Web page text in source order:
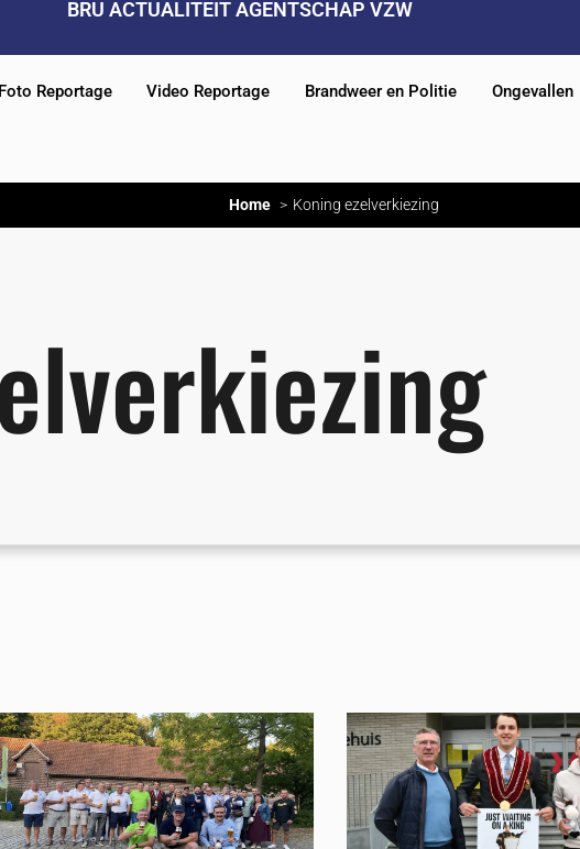
BRU ACTUALITEIT AGENTSCHAP VZW
Foto Reportage Video Reportage Brandweer en Politie Ongevallen
Home Koning ezelverkiezing